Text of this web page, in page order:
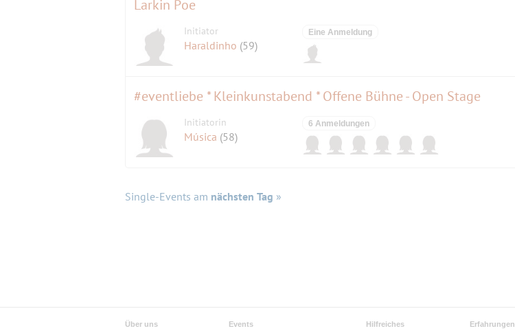
Larkin Poe
Initiator
Haraldinho (59)
Eine Anmeldung
#eventliebe * Kleinkunstabend * Offene Bühne - Open Stage
Initiatorin
Música (58)
6 Anmeldungen
Single-Events am nächsten Tag »
Über uns Events Hilfreiches Erfahrungen